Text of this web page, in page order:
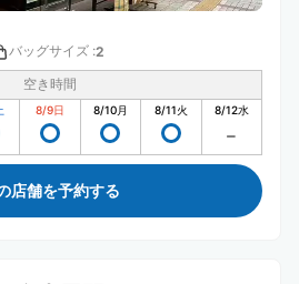
バッグサイズ :2
空き時間
8/9日 8/10月 8/11火 8/12水
店舗を予約する